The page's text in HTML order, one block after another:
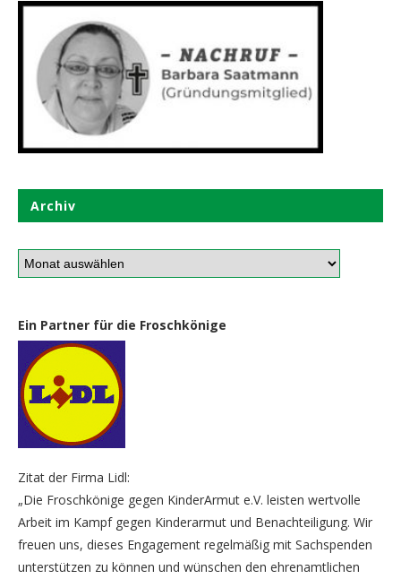
Archiv
Ein Partner für die Froschkönige
Zitat der Firma Lidl:
„Die Froschkönige gegen KinderArmut e.V. leisten wertvolle
Arbeit im Kampf gegen Kinderarmut und Benachteiligung. Wir
freuen uns, dieses Engagement regelmäßig mit Sachspenden
unterstützen zu können und wünschen den ehrenamtlichen